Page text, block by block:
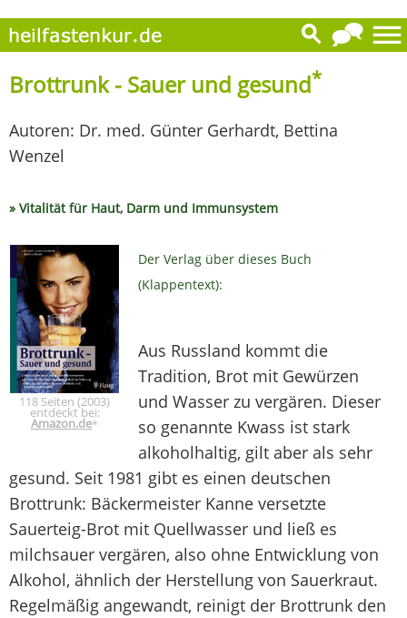
Brottrunk - Sauer und gesund*
Autoren: Dr. med. Günter Gerhardt, Bettina
Wenzel
» Vitalität für Haut, Darm und Immunsystem
118 Seiten (2003)
entdeckt bei:
Amazon.de*
Der Verlag über dieses Buch
(Klappentext):
Aus Russland kommt die
Tradition, Brot mit Gewürzen
und Wasser zu vergären. Dieser
so genannte Kwass ist stark
alkoholhaltig, gilt aber als sehr
gesund. Seit 1981 gibt es einen deutschen
Brottrunk: Bäckermeister Kanne versetzte
Sauerteig-Brot mit Quellwasser und ließ es
milchsauer vergären, also ohne Entwicklung von
Alkohol, ähnlich der Herstellung von Sauerkraut.
Regelmäßig angewandt, reinigt der Brottrunk den